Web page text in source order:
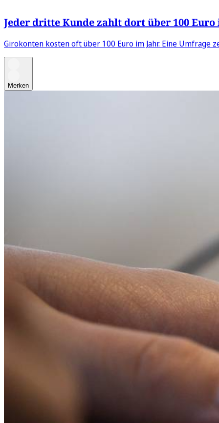
Jeder dritte Kunde zahlt dort über 100 Euro
Girokonten kosten oft über 100 Euro im Jahr. Eine Umfrage
Merken